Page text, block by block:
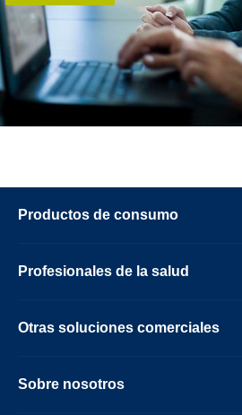
Productos de consumo
Profesionales de la salud
Otras soluciones comerciales
Sobre nosotros